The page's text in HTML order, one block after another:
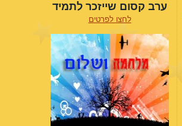
ערב קסום שייזכר לתמיד
לחצו לפרטים